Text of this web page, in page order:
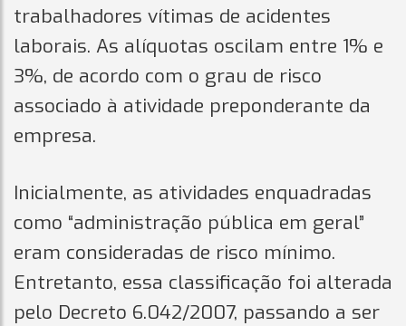
trabalhadores vítimas de acidentes
laborais. As alíquotas oscilam entre 1% e
3%, de acordo com o grau de risco
associado à atividade preponderante da
empresa.
Inicialmente, as atividades enquadradas
como “administração pública em geral”
eram consideradas de risco mínimo.
Entretanto, essa classificação foi alterada
pelo Decreto 6.042/2007, passando a ser